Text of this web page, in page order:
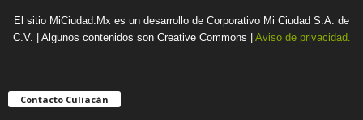
El sitio MiCiudad.Mx es un desarrollo de Corporativo Mi Ciudad S.A. de
C.V. | Algunos contenidos son Creative Commons | Aviso de privacidad.
Contacto Culiacán